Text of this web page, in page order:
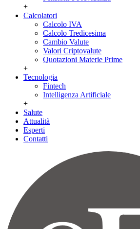
+
Calcolatori
Calcolo IVA
Calcolo Tredicesima
Cambio Valute
Valori Criptovalute
Quotazioni Materie Prime
+
Tecnologia
Fintech
Intelligenza Artificiale
+
Salute
Attualità
Esperti
Contatti